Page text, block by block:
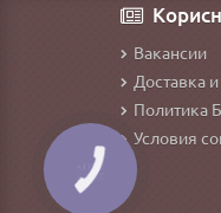
Вакансии
Доставка
Политика
Условия
КНОПКА
ЗВ'ЯЗКУ